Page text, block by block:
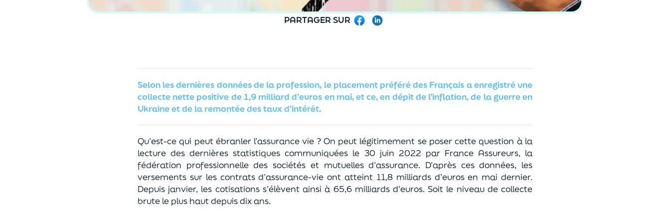
PARTAGER SUR Facebook
Selon les dernières données de la profession, le placement préféré des Français a enregistré une
collecte nette positive de 1,9 milliard d’euros en mai, et ce, en dépit de l’inflation, de la guerre en
Ukraine et de la remontée des taux d’intérêt.
Qu’est-ce qui peut ébranler l’assurance vie ? On peut légitimement se poser cette question à la
lecture des dernières statistiques communiquées le 30 juin 2022 par France Assureurs, la
fédération professionnelle des sociétés et mutuelles d’assurance. D’après ces données, les
versements sur les contrats d’assurance-vie ont atteint 11,8 milliards d’euros en mai dernier.
Depuis janvier, les cotisations s’élèvent ainsi à 65,6 milliards d’euros. Soit le niveau de collecte
brute le plus haut depuis dix ans.